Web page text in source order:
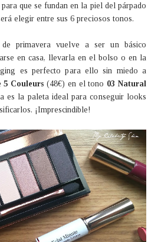
que se fundan en la piel del párpado
elegir entre sus 6 preciosos tonos.
primavera vuelve a ser un básico
en casa, llevarla en el bolso o en la
es perfecto para ello sin miedo a
5 Couleurs (48€) en el tono 03 Natural
es la paleta ideal para conseguir looks
¡Imprescindible!